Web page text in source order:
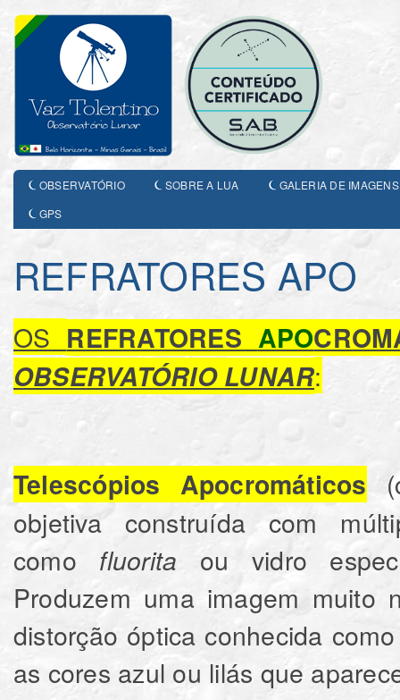
OBSERVATÓRIO SOBRE A LUA
GALERIA DE IMAGENS
GPS
REFRATORES APO
OS REFRATORES APO
OBSERVATÓRIO LUNAR:
Telescópios Apocromáticos
objetiva construída com
como fluorita ou vidro
Produzem uma imagem
distorção óptica conhecida
as cores azul ou lilás que